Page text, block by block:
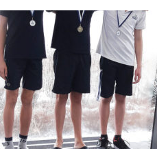
a cél nem más, mint a
csapat közötti verseny
egyes mérkőzés hatalmas
a rájátszás kimenetele
Kovács Sándor, és
előtt állnak, miközben
a vereség után ismét a